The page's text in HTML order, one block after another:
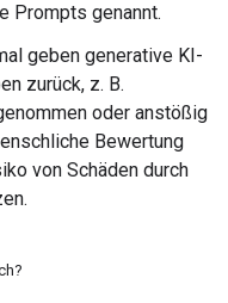
Prompts genannt.
geben generative KI-
zurück, z. B.
oder anstößig
Bewertung
von Schäden durch